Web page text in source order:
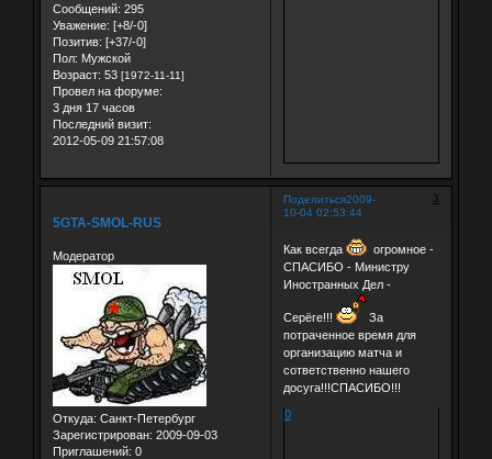
Сообщений: 295
Уважение: [+8/-0]
Позитив: [+37/-0]
Пол: Мужской
Возраст: 53 [1972-11-11]
Провел на форуме:
3 дня 17 часов
Последний визит:
2012-05-09 21:57:08
Поделиться 3
2009-
10-04 02:53:44
5GTA-SMOL-RUS
Модератор
Откуда: Санкт-Петербург
Зарегистрирован: 2009-09-03
Приглашений: 0
Как всегда
огромное -
СПАСИБО - Министру
Иностранных Дел -
Серёге!!!
За
потраченное время для
организацию матча и
сответственно нашего
досуга!!!СПАСИБО!!!
0